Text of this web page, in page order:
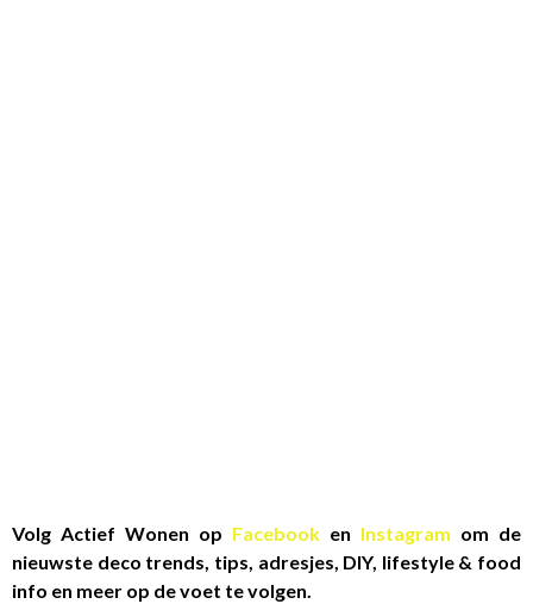
Volg Actief Wonen op Facebook en Instagram om de
nieuwste deco trends, tips, adresjes, DIY, lifestyle & food
info en meer op de voet te volgen.